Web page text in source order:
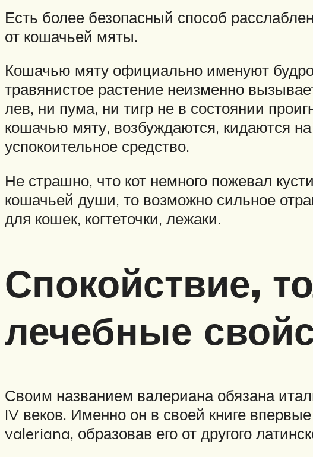
Есть более безопасный способ
от кошачьей мяты.
Кошачью мяту официально именуют
травянистое растение неизменно
лев, ни пума, ни тигр не в состоянии
кошачью мяту, возбуждаются, кидаются
успокоительное средство.
Не страшно, что кот немного пожевал
кошачьей души, то возможно сильное
для кошек, когтеточки, лежаки.
Спокойствие,
лечебные
Своим названием валериана обязана
IV веков. Именно он в своей книге
valeriana, образовав его от другого